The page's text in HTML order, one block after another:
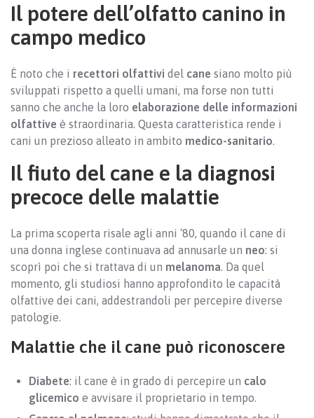
Il potere dell’olfatto canino in
campo medico
È noto che i recettori olfattivi del cane siano molto più
sviluppati rispetto a quelli umani, ma forse non tutti
sanno che anche la loro elaborazione delle informazioni
olfattive è straordinaria. Questa caratteristica rende i
cani un prezioso alleato in ambito medico-sanitario.
Il fiuto del cane e la diagnosi
precoce delle malattie
La prima scoperta risale agli anni ‘80, quando il cane di
una donna inglese continuava ad annusarle un neo: si
scoprì poi che si trattava di un melanoma. Da quel
momento, gli studiosi hanno approfondito le capacità
olfattive dei cani, addestrandoli per percepire diverse
patologie.
Malattie che il cane può riconoscere
Diabete: il cane è in grado di percepire un calo
glicemico e avvisare il proprietario in tempo.